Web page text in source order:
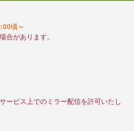
頃～
合があります。
ービス上でのミラー配信を許可いたし